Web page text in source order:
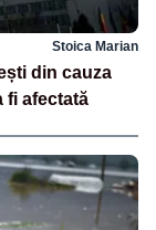
Stoica Marian
din cauza
fi afectată